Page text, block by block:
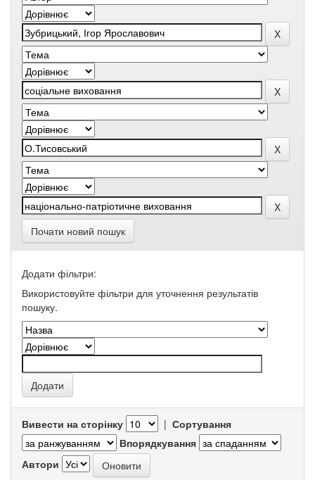
Почати новий пошук
Додати фільтри:
Використовуйте фільтри для уточнення результатів
пошуку.
Вивести на сторінку | Сортування
Впорядкування
Автори